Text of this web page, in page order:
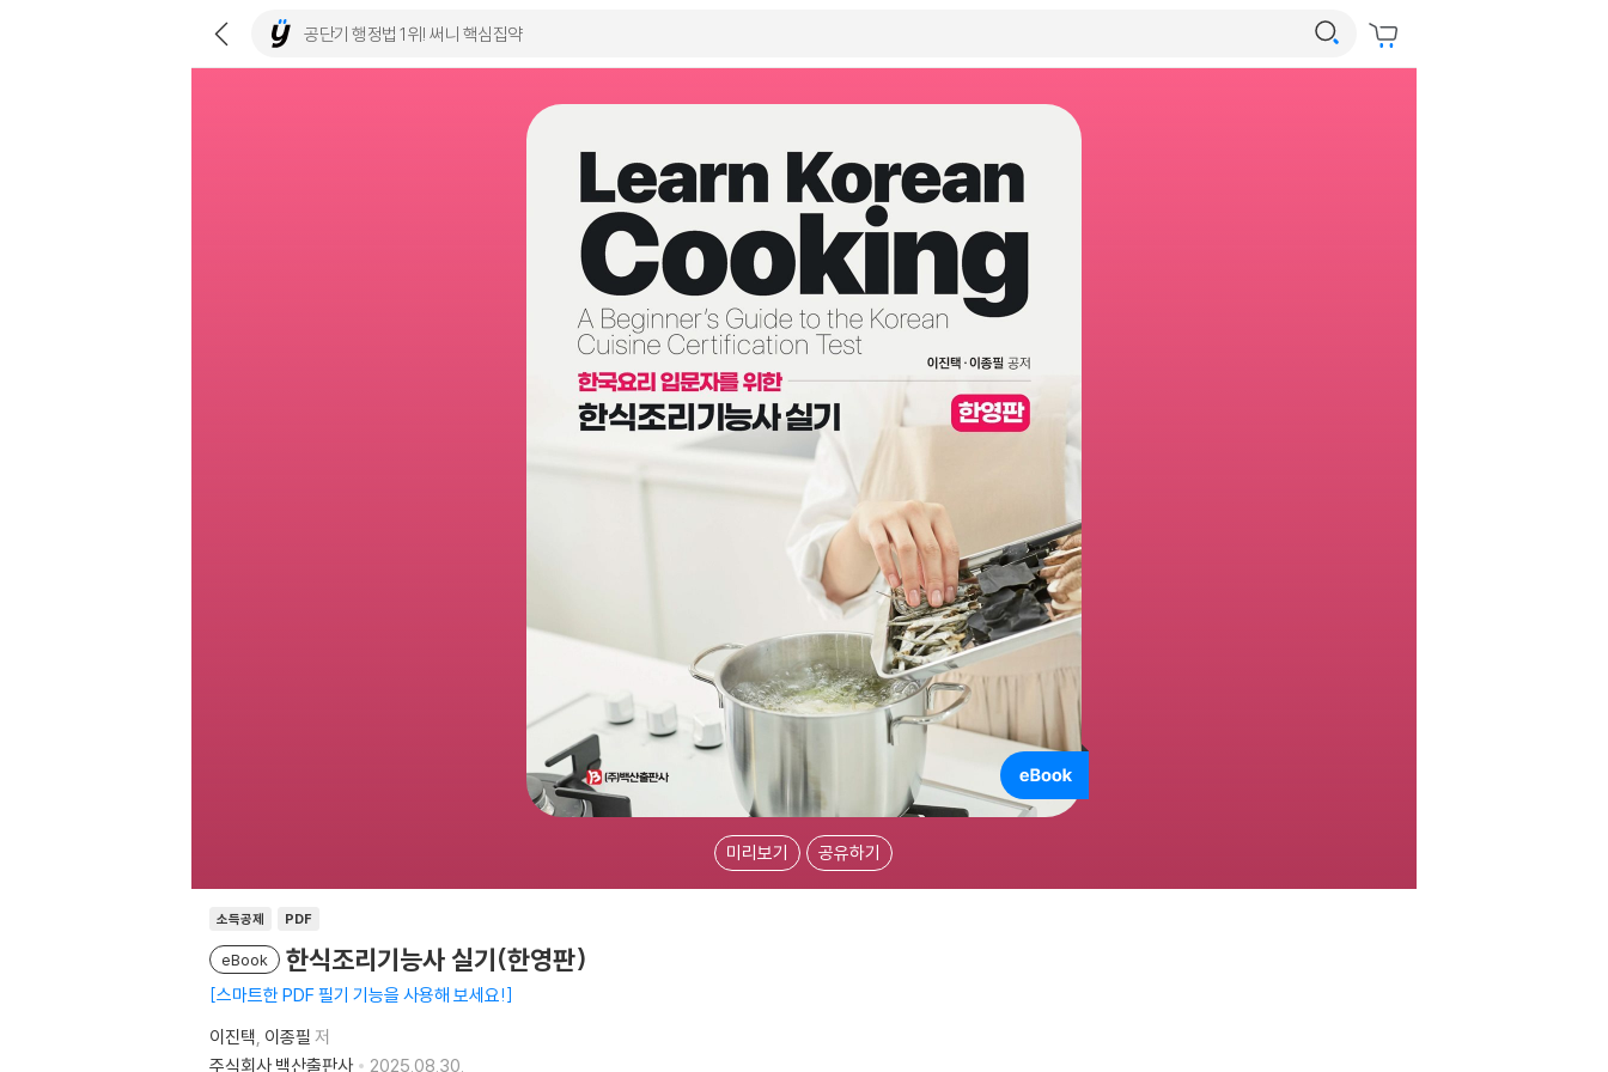
미리보기 공유하기
소득공제 PDF
eBook 한식조리기능사 실기(한영판)
스마트한 PDF 필기 기능을 사용해 보세요!
이진택 이종필 저
주식회사 백산출판사
2025.08.30.